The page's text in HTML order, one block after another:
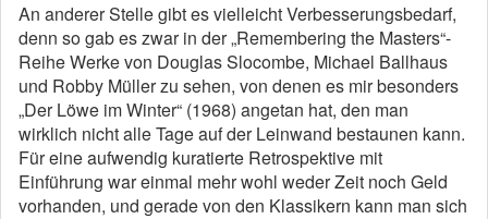
An anderer Stelle gibt es vielleicht Verbesserungsbedarf,
denn so gab es zwar in der „Remembering the Masters“-
Reihe Werke von Douglas Slocombe, Michael Ballhaus
und Robby Müller zu sehen, von denen es mir besonders
„Der Löwe im Winter“ (1968) angetan hat, den man
wirklich nicht alle Tage auf der Leinwand bestaunen kann.
Für eine aufwendig kuratierte Retrospektive mit
Einführung war einmal mehr wohl weder Zeit noch Geld
vorhanden, und gerade von den Klassikern kann man sich